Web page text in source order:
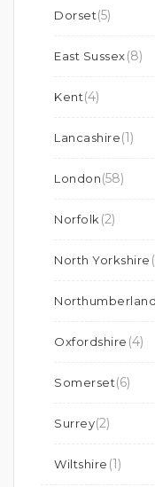
Dorset(5)
East Sussex(8)
Kent(4)
Lancashire(1)
London(58)
Norfolk (2)
North Yorkshire
Northumberland
Oxfordshire (4)
Somerset(6)
Surrey(2)
Wiltshire (1)